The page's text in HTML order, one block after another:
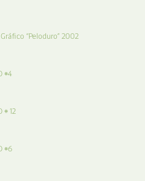
“Peloduro” 2002
#4
12
#6